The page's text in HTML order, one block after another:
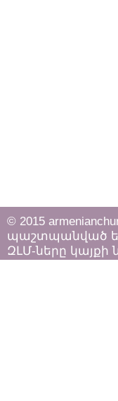
© 2015
պաշտպանված
ԶԼՄ-ները կայքի